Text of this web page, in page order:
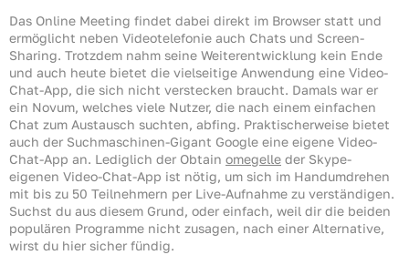
Das Online Meeting findet dabei direkt im Browser statt und
ermöglicht neben Videotelefonie auch Chats und Screen-
Sharing. Trotzdem nahm seine Weiterentwicklung kein Ende
und auch heute bietet die vielseitige Anwendung eine Video-
Chat-App, die sich nicht verstecken braucht. Damals war er
ein Novum, welches viele Nutzer, die nach einem einfachen
Chat zum Austausch suchten, abfing. Praktischerweise bietet
auch der Suchmaschinen-Gigant Google eine eigene Video-
Chat-App an. Lediglich der Obtain omegelle der Skype-
eigenen Video-Chat-App ist nötig, um sich im Handumdrehen
mit bis zu 50 Teilnehmern per Live-Aufnahme zu verständigen.
Suchst du aus diesem Grund, oder einfach, weil dir die beiden
populären Programme nicht zusagen, nach einer Alternative,
wirst du hier sicher fündig.